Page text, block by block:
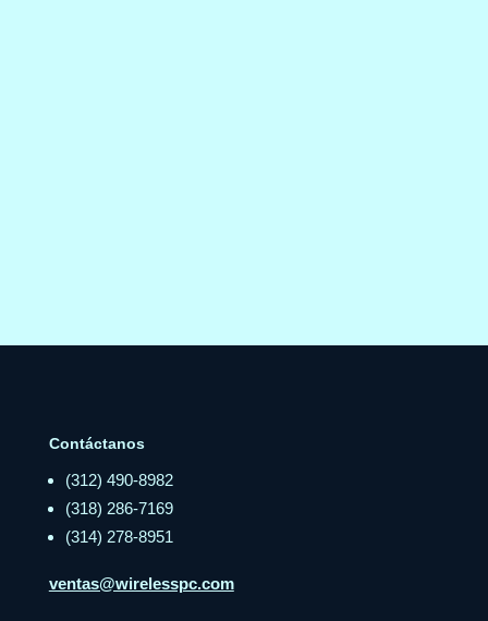
Contáctanos
(312) 490-8982
(318) 286-7169
(314) 278-8951
ventas@wirelesspc.com